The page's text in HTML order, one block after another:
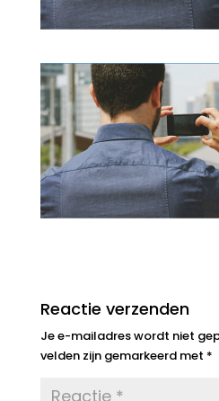
Reactie verzenden
Je e-mailadres wordt niet
velden zijn gemarkeerd met *